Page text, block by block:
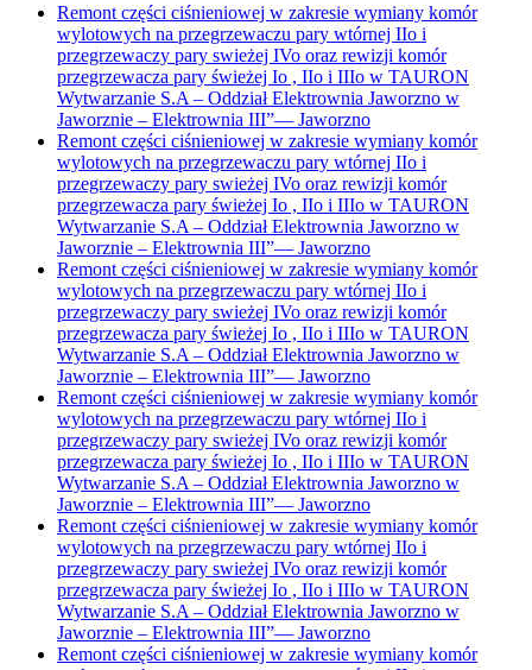
Remont części ciśnieniowej w zakresie wymiany komór
wylotowych na przegrzewaczu pary wtórnej IIo i
przegrzewaczy pary swieżej IVo oraz rewizji komór
przegrzewacza pary świeżej Io , IIo i IIIo w TAURON
Wytwarzanie S.A – Oddział Elektrownia Jaworzno w
Jaworznie – Elektrownia III”— Jaworzno
Remont części ciśnieniowej w zakresie wymiany komór
wylotowych na przegrzewaczu pary wtórnej IIo i
przegrzewaczy pary swieżej IVo oraz rewizji komór
przegrzewacza pary świeżej Io , IIo i IIIo w TAURON
Wytwarzanie S.A – Oddział Elektrownia Jaworzno w
Jaworznie – Elektrownia III”— Jaworzno
Remont części ciśnieniowej w zakresie wymiany komór
wylotowych na przegrzewaczu pary wtórnej IIo i
przegrzewaczy pary swieżej IVo oraz rewizji komór
przegrzewacza pary świeżej Io , IIo i IIIo w TAURON
Wytwarzanie S.A – Oddział Elektrownia Jaworzno w
Jaworznie – Elektrownia III”— Jaworzno
Remont części ciśnieniowej w zakresie wymiany komór
wylotowych na przegrzewaczu pary wtórnej IIo i
przegrzewaczy pary swieżej IVo oraz rewizji komór
przegrzewacza pary świeżej Io , IIo i IIIo w TAURON
Wytwarzanie S.A – Oddział Elektrownia Jaworzno w
Jaworznie – Elektrownia III”— Jaworzno
Remont części ciśnieniowej w zakresie wymiany komór
wylotowych na przegrzewaczu pary wtórnej IIo i
przegrzewaczy pary swieżej IVo oraz rewizji komór
przegrzewacza pary świeżej Io , IIo i IIIo w TAURON
Wytwarzanie S.A – Oddział Elektrownia Jaworzno w
Jaworznie – Elektrownia III”— Jaworzno
Remont części ciśnieniowej w zakresie wymiany komór